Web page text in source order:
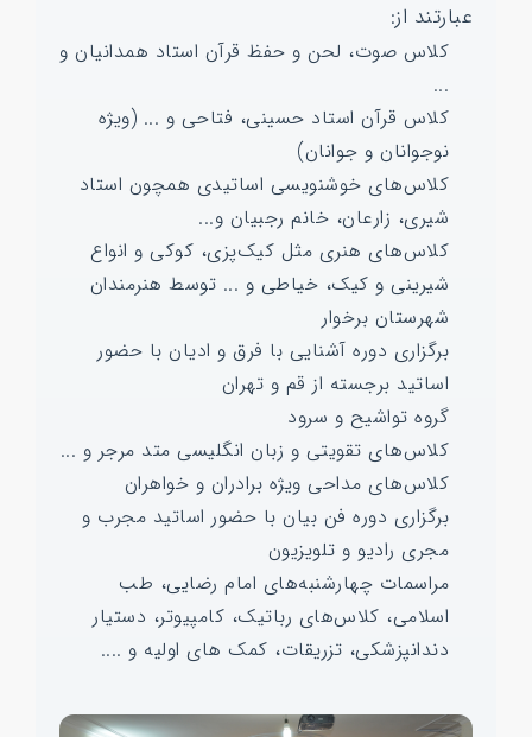
عبارتند از:
کلاس صوت، لحن و حفظ قرآن استاد همدانیان و
...
کلاس قرآن استاد حسینی، فتاحی و ... (ویژه
نوجوانان و جوانان)
کلاس‌های خوشنویسی اساتیدی همچون استاد
شیری، زارعان، خانم رجبیان و...
کلاس‌های هنری مثل کیک‌پزی، کوکی و انواع
شیرینی و کیک، خیاطی و ... توسط هنرمندان
شهرستان برخوار
برگزاری دوره آشنایی با فرق و ادیان با حضور
اساتید برجسته از قم و تهران
گروه تواشیح و سرود
کلاس‌های تقویتی و زبان انگلیسی متد مرجر و ...
کلاس‌های مداحی ویژه برادران و خواهران
برگزاری دوره فن بیان با حضور اساتید مجرب و
مجری رادیو و تلویزیون
مراسمات چهارشنبه‌های امام رضایی، طب
اسلامی، کلاس‌های رباتیک، کامپیوتر، دستیار
دندانپزشکی، تزریقات، کمک های اولیه و ....